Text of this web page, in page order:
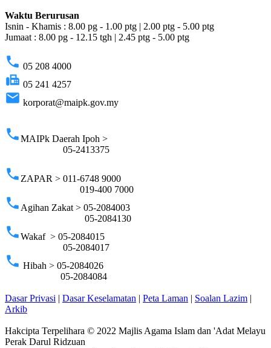
Waktu Berurusan
Isnin - Khamis : 8.00 pg - 1.00 ptg | 2.00 ptg - 5.00 ptg
Jumaat : 8.00 pg - 12.15 tgh | 2.45 ptg - 5.00 ptg
phone 05 208 4000
fax 05 241 4257
email korporat@maipk.gov.my
phoneMAIPk Daerah Ipoh >
05-2413375
phone ZAPAR > 011-6748 9000
019-400 7000
phone Agihan Zakat > 05-2084003
05-2084130
phoneWakaf > 05-2084015
05-2084017
phone Hibah > 05-2084026
05-2084084
Dasar Privasi | Dasar Keselamatan | Peta Laman | Soalan Lazim |
Arkib
Hakcipta Terpelihara © 2022 Majlis Agama Islam dan 'Adat Melayu
Perak Darul Ridzuan